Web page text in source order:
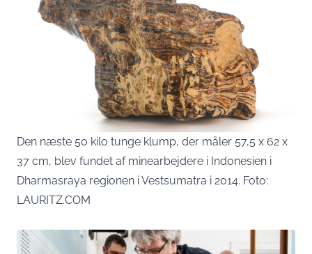
Den næste 50 kilo tunge klump, der måler 57,5 x 62 x
37 cm, blev fundet af minearbejdere i Indonesien i
Dharmasraya regionen i Vestsumatra i 2014. Foto:
LAURITZ.COM